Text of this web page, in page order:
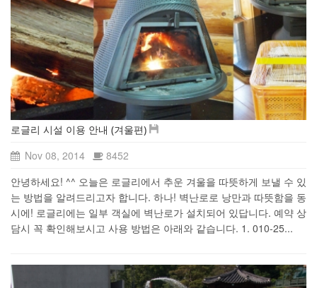
로글리 시설 이용 안내 (겨울편)
Nov 08, 2014
8452
안녕하세요! ^^ 오늘은 로글리에서 추운 겨울을 따뜻하게 보낼 수 있
는 방법을 알려드리고자 합니다. 하나! 벽난로로 낭만과 따뜻함을 동
시에! 로글리에는 일부 객실에 벽난로가 설치되어 있답니다. 예약 상
담시 꼭 확인해보시고 사용 방법은 아래와 같습니다. 1. 010-25...